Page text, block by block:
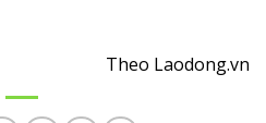
Theo Laodong.vn